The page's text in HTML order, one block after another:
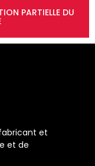
PARTIELLE DU
et
et de